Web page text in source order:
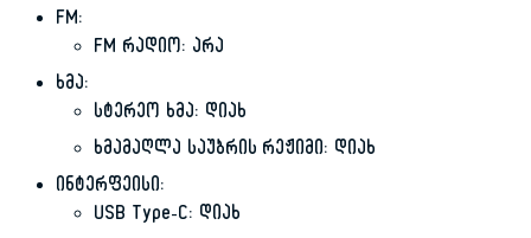
FM:
FM რადიო: არა
ხმა:
სტერეო ხმა: დიახ
ხმამაღლა საუბრის რეჟიმი: დიახ
ინტერფეისი:
USB Type-C: დიახ